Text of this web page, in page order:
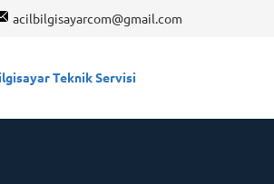
acilbilgisayarcom@gmail.com